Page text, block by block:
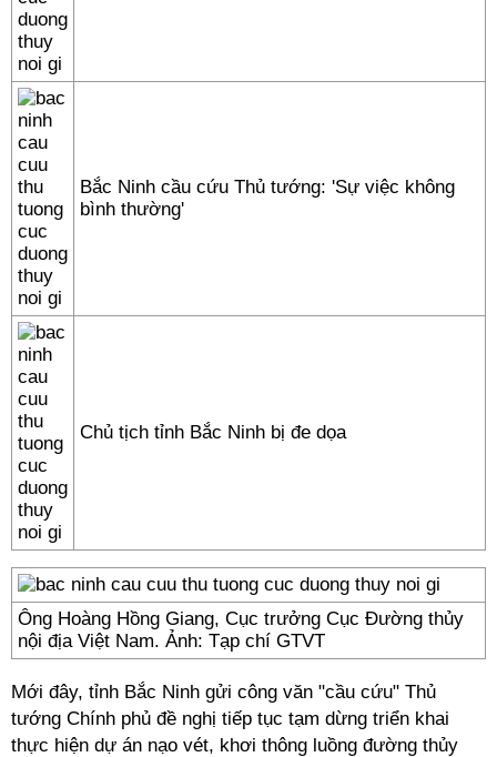
Bắc Ninh cầu cứu Thủ tướng: 'Sự việc không
bình thường'
Chủ tịch tỉnh Bắc Ninh bị đe dọa
Ông Hoàng Hồng Giang, Cục trưởng Cục Đường thủy
nội địa Việt Nam. Ảnh: Tạp chí GTVT
Mới đây, tỉnh Bắc Ninh gửi công văn "cầu cứu" Thủ
tướng Chính phủ đề nghị tiếp tục tạm dừng triển khai
thực hiện dự án nạo vét, khơi thông luồng đường thủy